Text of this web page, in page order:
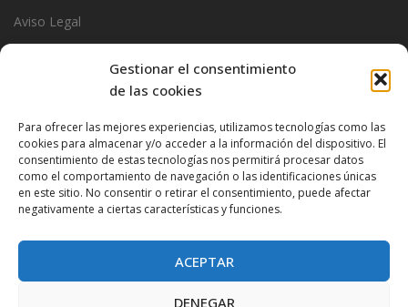
Gestionar el consentimiento
de las cookies
Para ofrecer las mejores experiencias, utilizamos tecnologías como las
cookies para almacenar y/o acceder a la información del dispositivo. El
consentimiento de estas tecnologías nos permitirá procesar datos
como el comportamiento de navegación o las identificaciones únicas
en este sitio. No consentir o retirar el consentimiento, puede afectar
negativamente a ciertas características y funciones.
ACEPTAR
DENEGAR
Aviso Legal
Politica de Privacidad
...................................
Design & Promotions ByHitred.com